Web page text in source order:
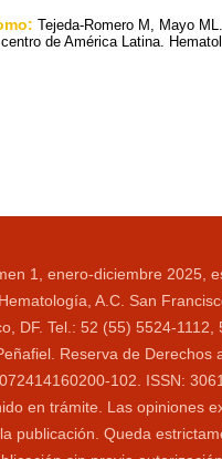
Tejeda-Romero M, Mayo
de América Latina.
1, enero-diciembre 2025,
A.C. San
DF. Tel.: 52 (55) 5524-
Reserva de
102. ISSN:
en trámite. Las opiniones
publicación. Queda